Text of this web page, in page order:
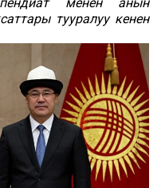
тууралуу кенен